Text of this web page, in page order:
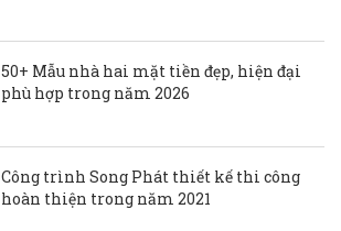
50+ Mẫu nhà hai mặt tiền đẹp, hiện đại
phù hợp trong năm 2026
Công trình Song Phát thiết kế thi công
hoàn thiện trong năm 2021